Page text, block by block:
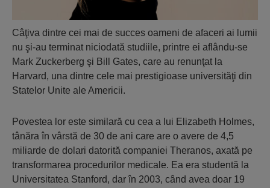
Câţiva dintre cei mai de succes oameni de afaceri ai lumii
nu şi-au terminat niciodată studiile, printre ei aflându-se
Mark Zuckerberg şi Bill Gates, care au renunţat la
Harvard, una dintre cele mai prestigioase universităţi din
Statelor Unite ale Americii.
Povestea lor este similară cu cea a lui Elizabeth Holmes,
tânăra în vârstă de 30 de ani care are o avere de 4,5
miliarde de dolari datorită companiei Theranos, axată pe
transformarea procedurilor medicale. Ea era studentă la
Universitatea Stanford, dar în 2003, când avea doar 19